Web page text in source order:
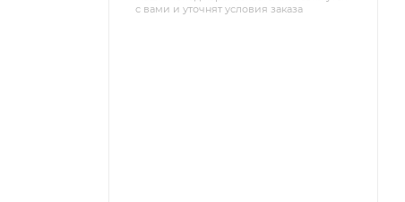
с вами и уточнят условия заказа